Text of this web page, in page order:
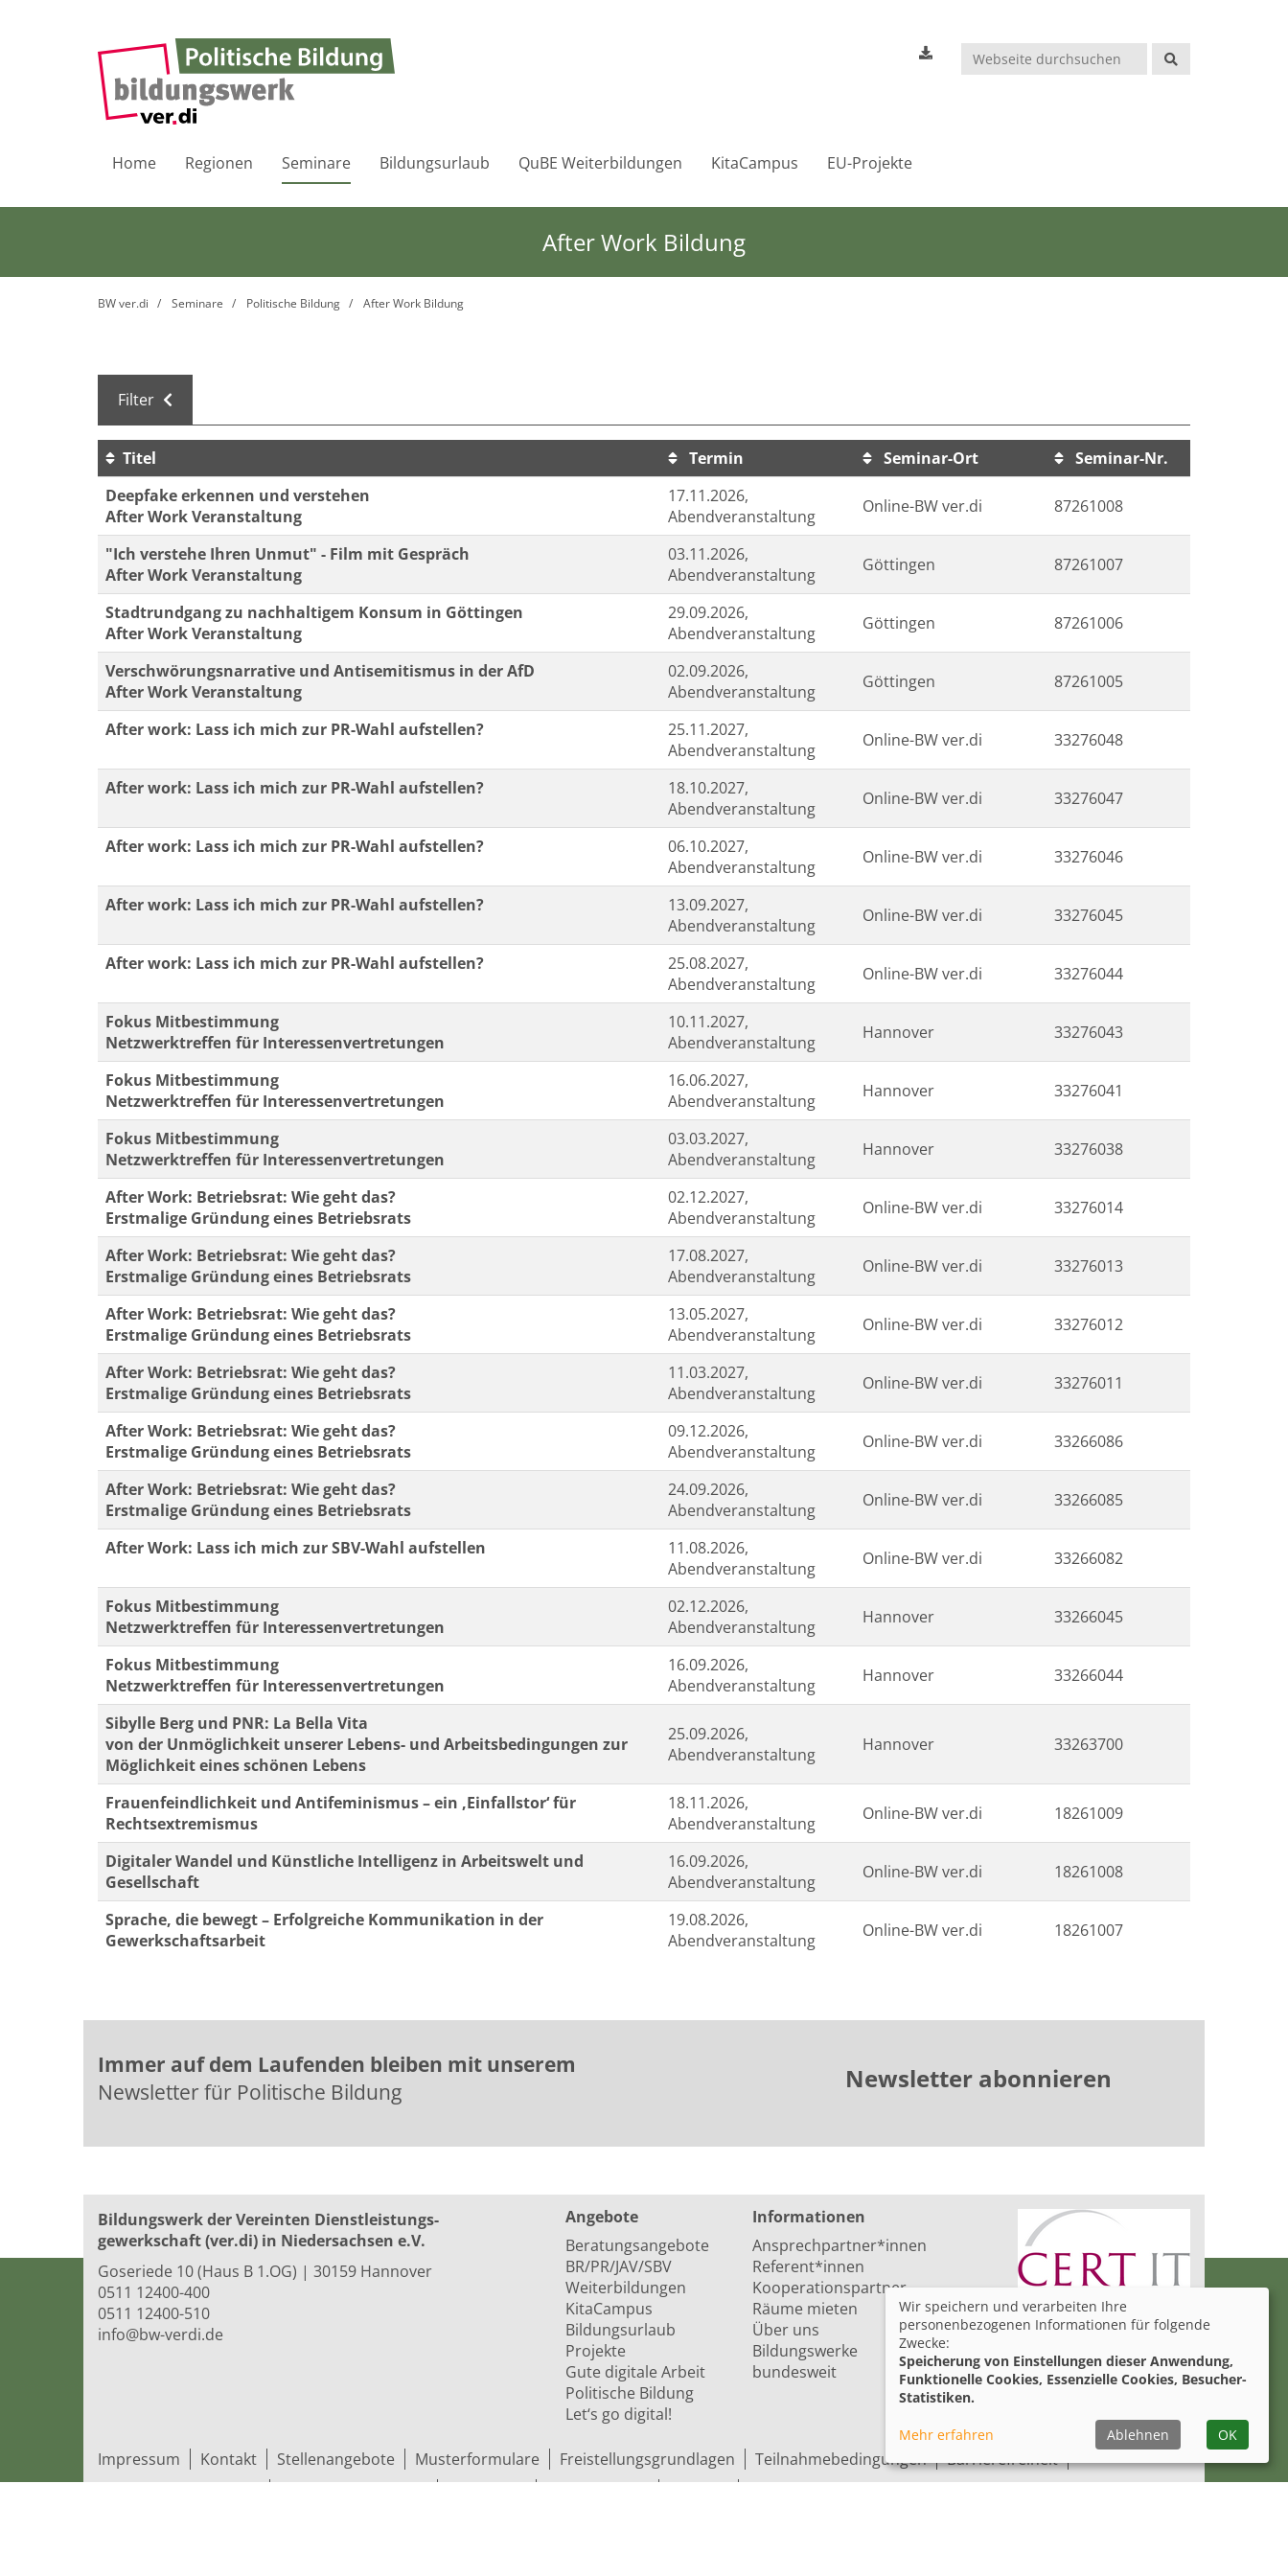
Suchen
Home Regionen Seminare Bildungsurlaub QuBE Weiterbildungen KitaCampus EU-Projekte
After Work Bildung
BW ver.di Seminare Politische Bildung After Work Bildung
Filter
Kursübersicht. Tabellenüberschriften können sortiert werden.
Titel Termin Seminar-Ort
Seminar-Nr.
Deepfake erkennen und verstehen
After Work Veranstaltung
17.11.2026,
Abendveranstaltung
Online-BW ver.di 87261008
"Ich verstehe Ihren Unmut" - Film mit Gespräch
After Work Veranstaltung
03.11.2026,
Abendveranstaltung
Göttingen 87261007
Stadtrundgang zu nachhaltigem Konsum in Göttingen
After Work Veranstaltung
29.09.2026,
Abendveranstaltung
Göttingen 87261006
Verschwörungsnarrative und Antisemitismus in der AfD
After Work Veranstaltung
02.09.2026,
Abendveranstaltung
Göttingen 87261005
After work: Lass ich mich zur PR-Wahl aufstellen?
25.11.2027,
Abendveranstaltung
Online-BW ver.di 33276048
After work: Lass ich mich zur PR-Wahl aufstellen?
18.10.2027,
Abendveranstaltung
Online-BW ver.di 33276047
After work: Lass ich mich zur PR-Wahl aufstellen?
06.10.2027,
Abendveranstaltung
Online-BW ver.di 33276046
After work: Lass ich mich zur PR-Wahl aufstellen?
13.09.2027,
Abendveranstaltung
Online-BW ver.di 33276045
After work: Lass ich mich zur PR-Wahl aufstellen?
25.08.2027,
Abendveranstaltung
Online-BW ver.di 33276044
Fokus Mitbestimmung
Netzwerktreffen für Interessenvertretungen
10.11.2027,
Abendveranstaltung
Hannover 33276043
Fokus Mitbestimmung
Netzwerktreffen für Interessenvertretungen
16.06.2027,
Abendveranstaltung
Hannover 33276041
Fokus Mitbestimmung
Netzwerktreffen für Interessenvertretungen
03.03.2027,
Abendveranstaltung
Hannover 33276038
After Work: Betriebsrat: Wie geht das?
Erstmalige Gründung eines Betriebsrats
02.12.2027,
Abendveranstaltung
Online-BW ver.di 33276014
After Work: Betriebsrat: Wie geht das?
Erstmalige Gründung eines Betriebsrats
17.08.2027,
Abendveranstaltung
Online-BW ver.di 33276013
After Work: Betriebsrat: Wie geht das?
Erstmalige Gründung eines Betriebsrats
13.05.2027,
Abendveranstaltung
Online-BW ver.di 33276012
After Work: Betriebsrat: Wie geht das?
Erstmalige Gründung eines Betriebsrats
11.03.2027,
Abendveranstaltung
Online-BW ver.di 33276011
After Work: Betriebsrat: Wie geht das?
Erstmalige Gründung eines Betriebsrats
09.12.2026,
Abendveranstaltung
Online-BW ver.di 33266086
After Work: Betriebsrat: Wie geht das?
Erstmalige Gründung eines Betriebsrats
24.09.2026,
Abendveranstaltung
Online-BW ver.di 33266085
After Work: Lass ich mich zur SBV-Wahl aufstellen
11.08.2026,
Abendveranstaltung
Online-BW ver.di 33266082
Fokus Mitbestimmung
Netzwerktreffen für Interessenvertretungen
02.12.2026,
Abendveranstaltung
Hannover 33266045
Fokus Mitbestimmung
Netzwerktreffen für Interessenvertretungen
16.09.2026,
Abendveranstaltung
Hannover 33266044
Sibylle Berg und PNR: La Bella Vita
von der Unmöglichkeit unserer Lebens- und Arbeitsbedingungen zur
Möglichkeit eines schönen Lebens
25.09.2026,
Abendveranstaltung
Hannover 33263700
Frauenfeindlichkeit und Antifeminismus – ein ‚Einfallstor‘ für
Rechtsextremismus
18.11.2026,
Abendveranstaltung
Online-BW ver.di 18261009
Digitaler Wandel und Künstliche Intelligenz in Arbeitswelt und
Gesellschaft
16.09.2026,
Abendveranstaltung
Online-BW ver.di 18261008
Sprache, die bewegt – Erfolgreiche Kommunikation in der
Gewerkschaftsarbeit
19.08.2026,
Abendveranstaltung
Online-BW ver.di 18261007
Immer auf dem Laufenden bleiben mit unserem
Newsletter für Politische Bildung
Newsletter abonnieren
Bildungswerk der Vereinten Dienst­leis­tungs­
ge­werk­schaft (ver.di) in Niedersachsen e.V.
Goseriede 10 (Haus B 1.OG) | 30159 Hannover
0511 12400-400
0511 12400-510
info@bw-verdi.de
Angebote
Beratungsangebote
BR/PR/JAV/SBV
Weiterbildungen
KitaCampus
Bildungsurlaub
Projekte
Gute digitale Arbeit
Politische Bildung
Let‘s go digital!
Informationen
Ansprechpartner*innen
Referent*innen
Kooperationspartner
Räume mieten
Über uns
Bildungswerke
bundesweit
Impressum Kontakt Stellenangebote Musterformulare Freistellungsgrundlagen Teilnahmebedingungen
Barrierefreiheit
Wir speichern und verarbeiten Ihre
personenbezogenen Informationen für folgende
Zwecke:
Speicherung von Einstellungen dieser Anwendung,
Funktionelle Cookies, Essenzielle Cookies, Besucher-
Statistiken.
Mehr erfahren Ablehnen OK